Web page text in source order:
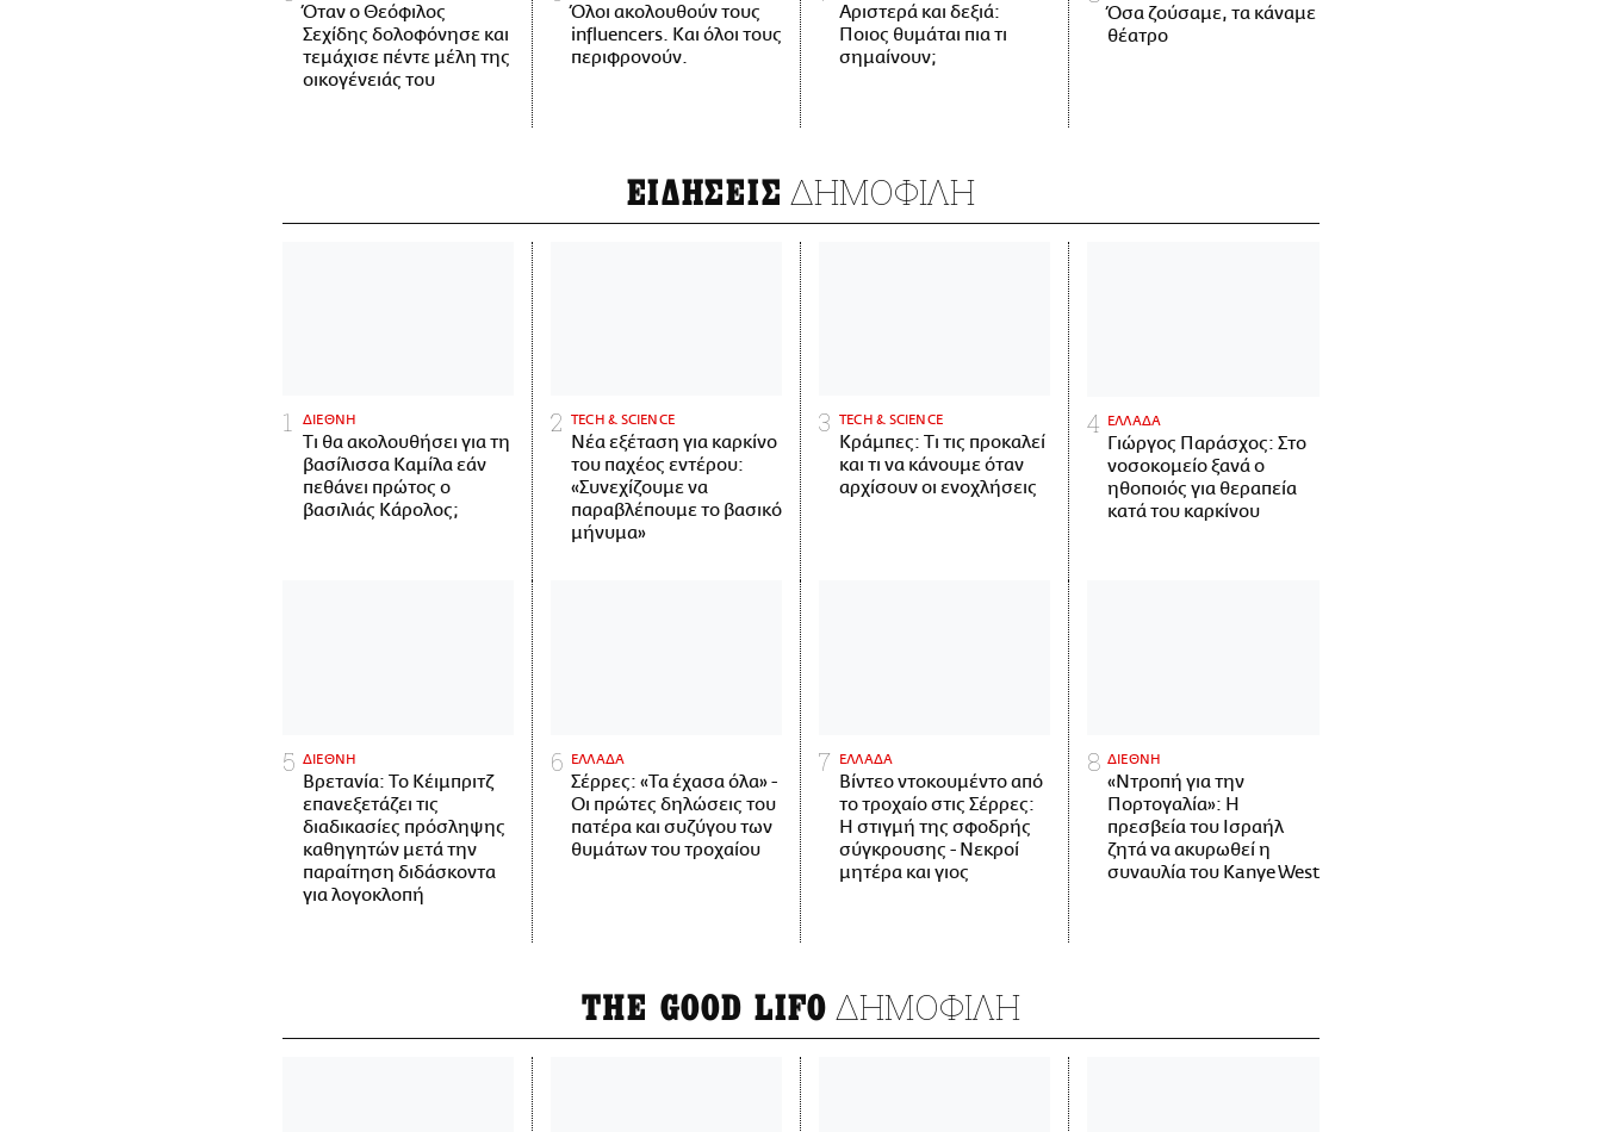
Όταν ο Θεόφιλος
Σεχίδης δολοφόνησε και
τεμάχισε πέντε μέλη της
οικογένειάς του
Όλοι ακολουθούν τους
influencers. Και όλοι τους
περιφρονούν.
Αριστερά και δεξιά:
Ποιος θυμάται πια τι
σημαίνουν;
Όσα ζούσαμε, τα κάναμε
θέατρο
ΕΙΔΗΣΕΙΣ ΔΗΜΟΦΙΛΗ
ΔΙΕΘΝΗ
Τι θα ακολουθήσει για τη
βασίλισσα Καμίλα εάν
πεθάνει πρώτος ο
βασιλιάς Κάρολος;
ΤECH & SCIENCE
Νέα εξέταση για καρκίνο
του παχέος εντέρου:
«Συνεχίζουμε να
παραβλέπουμε το βασικό
μήνυμα»
ΤECH & SCIENCE
Κράμπες: Τι τις προκαλεί
και τι να κάνουμε όταν
αρχίσουν οι ενοχλήσεις
ΕΛΛΑΔΑ
Γιώργος Παράσχος: Στο
νοσοκομείο ξανά ο
ηθοποιός για θεραπεία
κατά του καρκίνου
ΔΙΕΘΝΗ
Βρετανία: Το Κέιμπριτζ
επανεξετάζει τις
διαδικασίες πρόσληψης
καθηγητών μετά την
παραίτηση διδάσκοντα
για λογοκλοπή
ΕΛΛΑΔΑ
Σέρρες: «Τα έχασα όλα» -
Οι πρώτες δηλώσεις του
πατέρα και συζύγου των
θυμάτων του τροχαίου
ΕΛΛΑΔΑ
Βίντεο ντοκουμέντο από
το τροχαίο στις Σέρρες:
Η στιγμή της σφοδρής
σύγκρουσης - Νεκροί
μητέρα και γιος
ΔΙΕΘΝΗ
«Ντροπή για την
Πορτογαλία»: Η
πρεσβεία του Ισραήλ
ζητά να ακυρωθεί η
συναυλία του Kanye West
THE GOOD LIFO ΔΗΜΟΦΙΛΗ